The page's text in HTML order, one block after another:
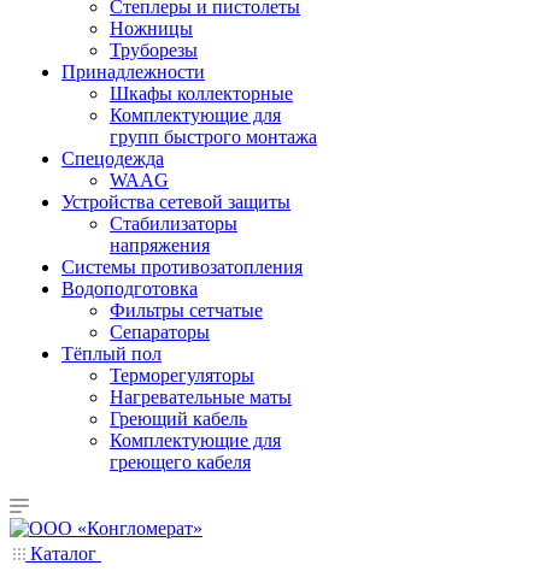
Степлеры и пистолеты
Ножницы
Труборезы
Принадлежности
Шкафы коллекторные
Комплектующие для
групп быстрого монтажа
Спецодежда
WAAG
Устройства сетевой защиты
Стабилизаторы
напряжения
Системы противозатопления
Водоподготовка
Фильтры сетчатые
Сепараторы
Тёплый пол
Терморегуляторы
Нагревательные маты
Греющий кабель
Комплектующие для
греющего кабеля
Каталог